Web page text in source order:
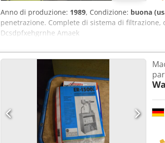
Anno di produzione: 1989, Condizione: buona
penetrazione. Complete di sistema di
Dcsdpfxehgrnhe Amaek